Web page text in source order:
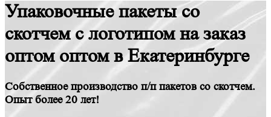
Упаковочные пакеты со
скотчем с логотипом на заказ
оптом оптом в Екатеринбурге
Собственное производство п/п пакетов со скотчем.
Опыт более 20 лет!